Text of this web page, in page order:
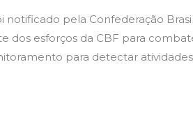
pela Confederação
dos esforços da CBF para
para detectar